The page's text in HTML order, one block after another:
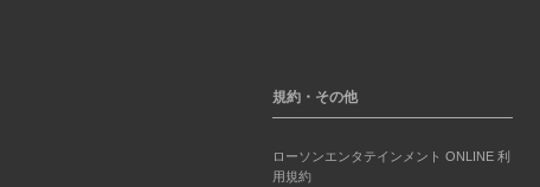
規約・その他
ローソンエンタテインメント ONLINE 利
用規約